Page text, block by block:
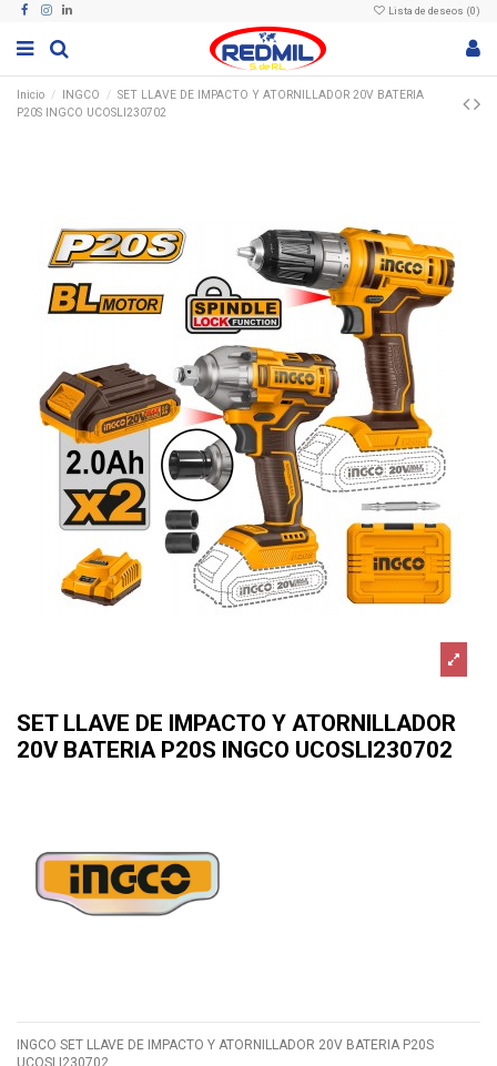
Lista de deseos (0)
Inicio INGCO
SET LLAVE DE IMPACTO Y ATORNILLADOR 20V BATERIA
P20S INGCO UCOSLI230702
SET LLAVE DE IMPACTO Y ATORNILLADOR
20V BATERIA P20S INGCO UCOSLI230702
INGCO SET LLAVE DE IMPACTO Y ATORNILLADOR 20V BATERIA P20S